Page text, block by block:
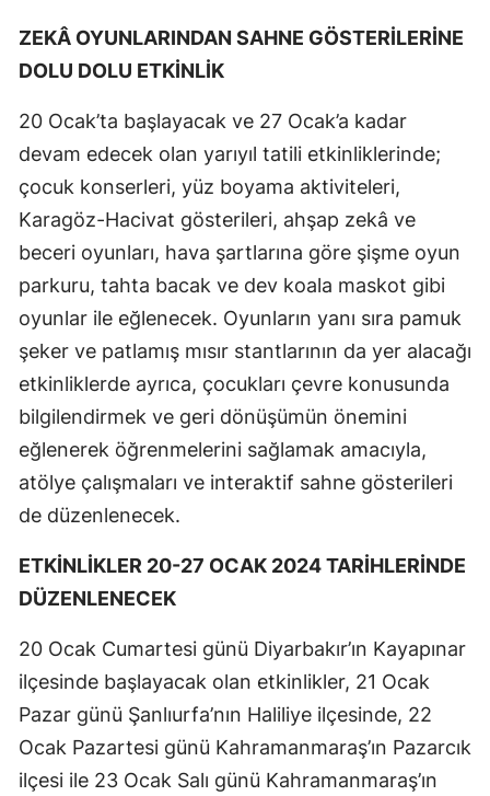
ZEKÂ OYUNLARINDAN SAHNE GÖSTERİLERİNE
DOLU DOLU ETKİNLİK
20 Ocak’ta başlayacak ve 27 Ocak’a kadar
devam edecek olan yarıyıl tatili etkinliklerinde;
çocuk konserleri, yüz boyama aktiviteleri,
Karagöz-Hacivat gösterileri, ahşap zekâ ve
beceri oyunları, hava şartlarına göre şişme oyun
parkuru, tahta bacak ve dev koala maskot gibi
oyunlar ile eğlenecek. Oyunların yanı sıra pamuk
şeker ve patlamış mısır stantlarının da yer alacağı
etkinliklerde ayrıca, çocukları çevre konusunda
bilgilendirmek ve geri dönüşümün önemini
eğlenerek öğrenmelerini sağlamak amacıyla,
atölye çalışmaları ve interaktif sahne gösterileri
de düzenlenecek.
ETKİNLİKLER 20-27 OCAK 2024 TARİHLERİNDE
DÜZENLENECEK
20 Ocak Cumartesi günü Diyarbakır’ın Kayapınar
ilçesinde başlayacak olan etkinlikler, 21 Ocak
Pazar günü Şanlıurfa’nın Haliliye ilçesinde, 22
Ocak Pazartesi günü Kahramanmaraş’ın Pazarcık
ilçesi ile 23 Ocak Salı günü Kahramanmaraş’ın